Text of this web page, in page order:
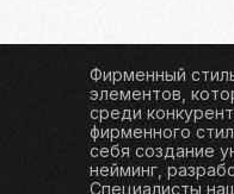
Фирменный
элементов,
среди
фирменного
себя создание
нейминг,
Специалисты